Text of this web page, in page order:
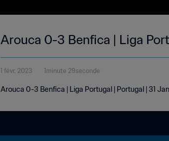
Arouca 0-3 Benfica | Liga
1 févr. 2023 1minute 29seconde
Arouca 0-3 Benfica | Liga Portugal | Portugal | 31